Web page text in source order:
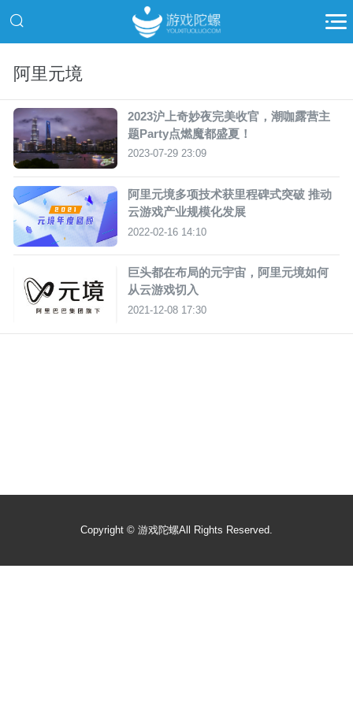
阿里元境
2023沪上奇妙夜完美收官，潮咖露营主
题Party点燃魔都盛夏！
2023-07-29 23:09
阿里元境多项技术获里程碑式突破 推动
云游戏产业规模化发展
2022-02-16 14:10
巨头都在布局的元宇宙，阿里元境如何
从云游戏切入
2021-12-08 17:30
Copyright © 游戏陀螺All Rights Reserved.